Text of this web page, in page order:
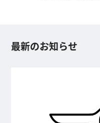
最新のお知らせ